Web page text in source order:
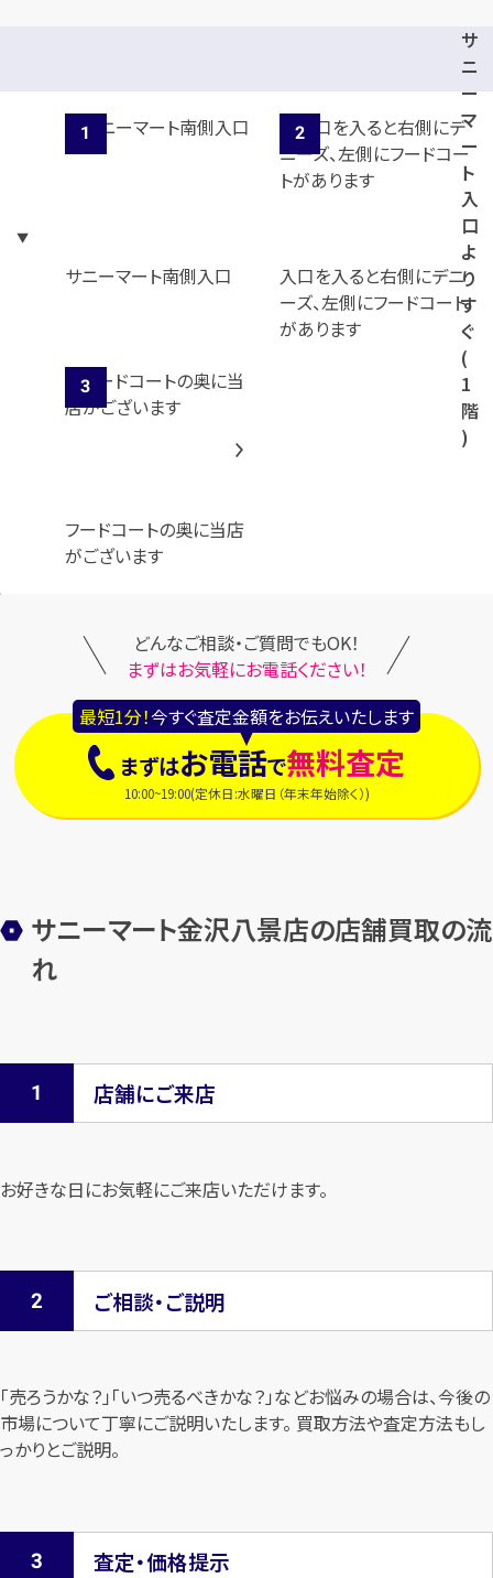
サ
ニ
ー
マ
ー
ト
入
口
よ
り
す
ぐ
(
1
階
)
サニーマート南側入口
入口を入ると右側にデニ
ーズ、左側にフードコート
があります
フードコートの奥に当店
がございます
どんなご相談・ご質問でもOK！
まずはお気軽にお電話ください！
最短1分！今すぐ査定金額をお伝えいたします
まずはお電話で無料査定
10:00~19:00(定休日:水曜日（年末年始除く）)
サニーマート金沢八景店の店舗買取の流
れ
店舗にご来店
お好きな日にお気軽にご来店いただけます。
ご相談・ご説明
「売ろうかな？」「いつ売るべきかな？」などお悩みの場合は、今後の
市場について丁寧にご説明いたします。 買取方法や査定方法もし
っかりとご説明。
査定・価格提示